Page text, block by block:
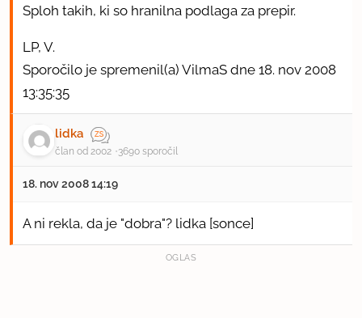
Sploh takih, ki so hranilna podlaga za prepir.
LP, V.
Sporočilo je spremenil(a) VilmaS dne 18. nov 2008
13:35:35
lidka
član od 2002 3690 sporočil
18. nov 2008 14:19
A ni rekla, da je "dobra"? lidka [sonce]
OGLAS